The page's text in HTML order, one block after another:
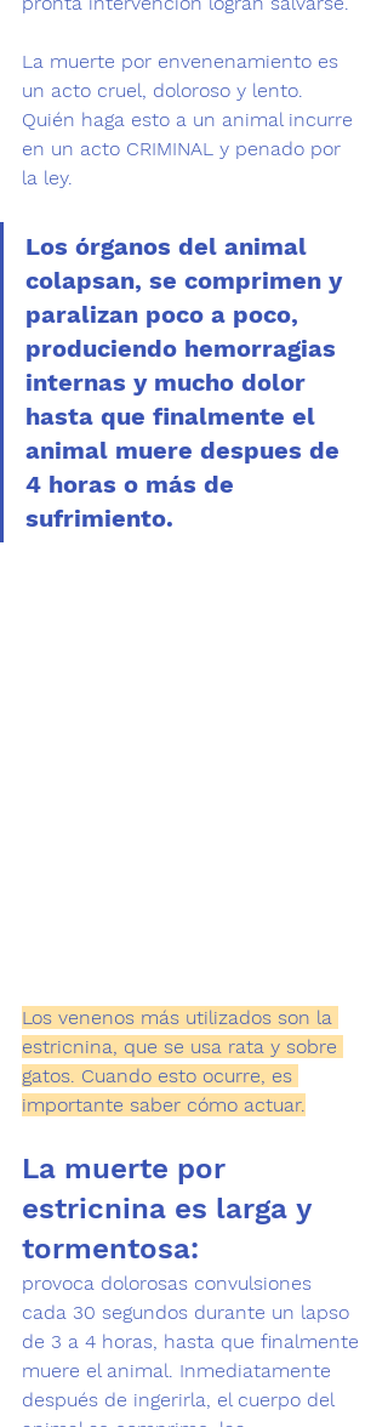
La muerte por envenenamiento es
un acto cruel, doloroso y lento.
Quién haga esto a un animal incurre
en un acto CRIMINAL y penado por
la ley.
Los órganos del animal
colapsan, se comprimen y
paralizan poco a poco,
produciendo hemorragias
internas y mucho dolor
hasta que finalmente el
animal muere despues de
4 horas o más de
sufrimiento.
Los venenos más utilizados son la
estricnina, que se usa rata y sobre
gatos. Cuando esto ocurre, es
importante saber cómo actuar.
La muerte por
estricnina es larga y
tormentosa:
provoca dolorosas convulsiones
cada 30 segundos durante un lapso
de 3 a 4 horas, hasta que finalmente
muere el animal. Inmediatamente
después de ingerirla, el cuerpo del